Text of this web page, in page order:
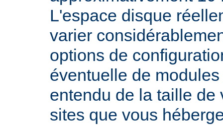
L'espace disque
varier
options de
éventuelle de
entendu de la taille de
sites que vous